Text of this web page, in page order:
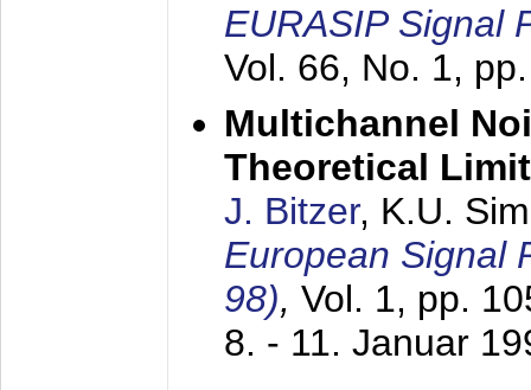
EURASIP Signal
Vol. 66, No. 1,
Multichannel
Theoretical
J. Bitzer, K.U.
European Signal
98), Vol. 1, pp.
8. - 11. Januar